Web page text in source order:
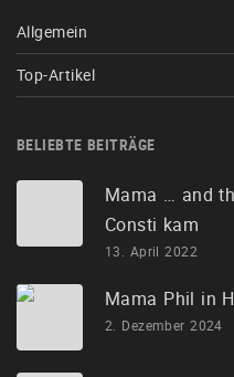
Allgemein
Top-Artikel
BELIEBTE BEITRÄGE
Mama … and
Consti kam
13. April 2022
Mama Phil in
2. Dezember 2024